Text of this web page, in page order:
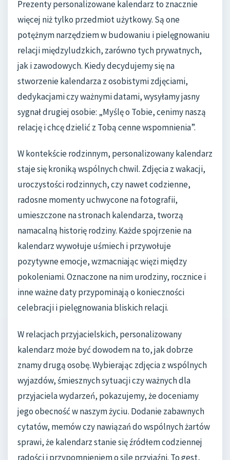
Prezenty personalizowane kalendarz to znacznie
więcej niż tylko przedmiot użytkowy. Są one
potężnym narzędziem w budowaniu i pielęgnowaniu
relacji międzyludzkich, zarówno tych prywatnych,
jak i zawodowych. Kiedy decydujemy się na
stworzenie kalendarza z osobistymi zdjęciami,
dedykacjami czy ważnymi datami, wysyłamy jasny
sygnał drugiej osobie: „Myślę o Tobie, cenimy naszą
relację i chcę dzielić z Tobą cenne wspomnienia”.
W kontekście rodzinnym, personalizowany kalendarz
staje się kroniką wspólnych chwil. Zdjęcia z wakacji,
uroczystości rodzinnych, czy nawet codzienne,
radosne momenty uchwycone na fotografii,
umieszczone na stronach kalendarza, tworzą
namacalną historię rodziny. Każde spojrzenie na
kalendarz wywołuje uśmiech i przywołuje
pozytywne emocje, wzmacniając więzi między
pokoleniami. Oznaczone na nim urodziny, rocznice i
inne ważne daty przypominają o konieczności
celebracji i pielęgnowania bliskich relacji.
W relacjach przyjacielskich, personalizowany
kalendarz może być dowodem na to, jak dobrze
znamy drugą osobę. Wybierając zdjęcia z wspólnych
wyjazdów, śmiesznych sytuacji czy ważnych dla
przyjaciela wydarzeń, pokazujemy, że doceniamy
jego obecność w naszym życiu. Dodanie zabawnych
cytatów, memów czy nawiązań do wspólnych żartów
sprawi, że kalendarz stanie się źródłem codziennej
radości i przypomnieniem o sile przyjaźni. To gest,